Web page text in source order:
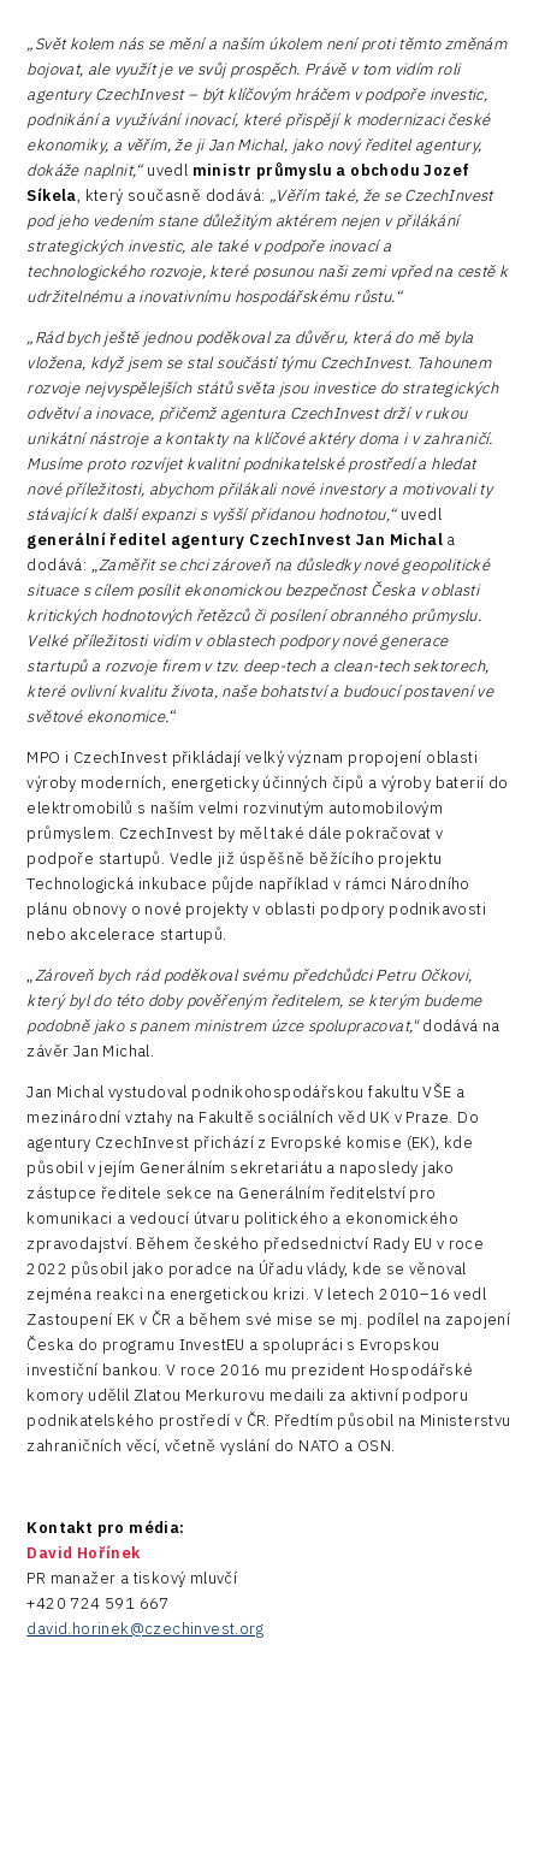
„Svět kolem nás se mění a naším úkolem není proti těmto změnám
bojovat, ale využít je ve svůj prospěch. Právě v tom vidím roli
agentury CzechInvest – být klíčovým hráčem v podpoře investic,
podnikání a využívání inovací, které přispějí k modernizaci české
ekonomiky, a věřím, že ji Jan Michal, jako nový ředitel agentury,
dokáže naplnit,“uvedl ministr průmyslu a obchodu Jozef
Síkela, který současně dodává: „Věřím také, že se CzechInvest
pod jeho vedením stane důležitým aktérem nejen v přilákání
strategických investic, ale také v podpoře inovací a
technologického rozvoje, které posunou naši zemi vpřed na cestě k
udržitelnému a inovativnímu hospodářskému růstu.“
„Rád bych ještě jednou poděkoval za důvěru, která do mě byla
vložena, když jsem se stal součástí týmu CzechInvest. Tahounem
rozvoje nejvyspělejších států světa jsou investice do strategických
odvětví a inovace, přičemž agentura CzechInvest drží v rukou
unikátní nástroje a kontakty na klíčové aktéry doma i v zahraničí.
Musíme proto rozvíjet kvalitní podnikatelské prostředí a hledat
nové příležitosti, abychom přilákali nové investory a motivovali ty
stávající k další expanzi s vyšší přidanou hodnotou,“uvedl
generální ředitel agentury CzechInvest Jan Michal a
dodává: „Zaměřit se chci zároveň na důsledky nové geopolitické
situace s cílem posílit ekonomickou bezpečnost Česka v oblasti
kritických hodnotových řetězců či posílení obranného průmyslu.
Velké příležitosti vidím v oblastech podpory nové generace
startupů a rozvoje firem v tzv. deep-tech a clean-tech sektorech,
které ovlivní kvalitu života, naše bohatství a budoucí postavení ve
světové ekonomice.“
MPO i CzechInvest přikládají velký význam propojení oblasti
výroby moderních, energeticky účinných čipů a výroby baterií do
elektromobilů s naším velmi rozvinutým automobilovým
průmyslem. CzechInvest by měl také dále pokračovat v
podpoře startupů. Vedle již úspěšně běžícího projektu
Technologická inkubace půjde například v rámci Národního
plánu obnovy o nové projekty v oblasti podpory podnikavosti
nebo akcelerace startupů.
„Zároveň bych rád poděkoval svému předchůdci Petru Očkovi,
který byl do této doby pověřeným ředitelem, se kterým budeme
podobně jako s panem ministrem úzce spolupracovat,"dodává na
závěr Jan Michal.
Jan Michal vystudoval podnikohospodářskou fakultu VŠE a
mezinárodní vztahy na Fakultě sociálních věd UK v Praze. Do
agentury CzechInvest přichází z Evropské komise (EK), kde
působil v jejím Generálním sekretariátu a naposledy jako
zástupce ředitele sekce na Generálním ředitelství pro
komunikaci a vedoucí útvaru politického a ekonomického
zpravodajství. Během českého předsednictví Rady EU v roce
2022 působil jako poradce na Úřadu vlády, kde se věnoval
zejména reakci na energetickou krizi. V letech 2010–16 vedl
Zastoupení EK v ČR a během své mise se mj. podílel na zapojení
Česka do programu InvestEU a spolupráci s Evropskou
investiční bankou. V roce 2016 mu prezident Hospodářské
komory udělil Zlatou Merkurovu medaili za aktivní podporu
podnikatelského prostředí v ČR. Předtím působil na Ministerstvu
zahraničních věcí, včetně vyslání do NATO a OSN.
Kontakt pro média:
David Hořínek
PR manažer a tiskový mluvčí
+420 724 591 667
david.horinek@czechinvest.org